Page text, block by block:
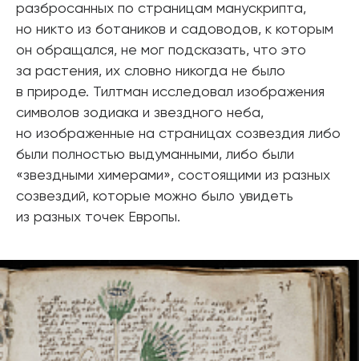
разбросанных по страницам манускрипта,
но никто из ботаников и садоводов, к которым
он обращался, не мог подсказать, что это
за растения, их словно никогда не было
в природе. Тилтман исследовал изображения
символов зодиака и звездного неба,
но изображенные на страницах созвездия либо
были полностью выдуманными, либо были
«звездными химерами», состоящими из разных
созвездий, которые можно было увидеть
из разных точек Европы.